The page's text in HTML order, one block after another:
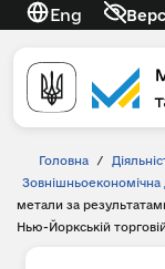
Eng
Головна /
Зовнішньоекономічна
метали за
Нью-Йоркській